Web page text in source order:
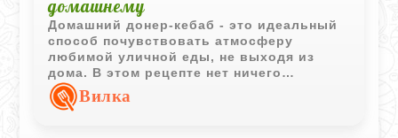
домашнему
Домашний донер‑кебаб - это идеальный
способ почувствовать атмосферу
любимой уличной еды, не выходя из
дома. В этом рецепте нет ничего
лишнего: только ароматное мясо, свежие
овощи, мягкая булочка и насыщенные
Вилка